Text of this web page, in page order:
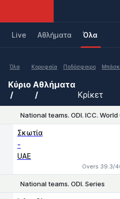
Live Aθλήματα Όλα
Όλα Κορυφαία Ποδόσφαιρο
Κύριο Αθλήματα
Κρίκετ
National teams. ODI. ICC.
Σκωτία
-
UAE
Overs 39.3/
National teams. ODI. Series